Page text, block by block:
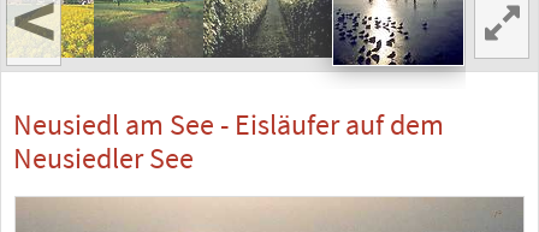
Neusiedl am See - Eisläufer auf dem
Neusiedler See